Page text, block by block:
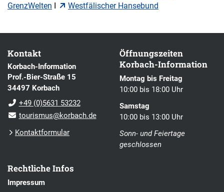
GrenzWelten I Westfälischer Hansebund
Kontakt
Korbach-Information
Prof.-Bier-Straße 15
34497 Korbach
+49 (0)5631 53232
tourismus@korbach.de
Kontaktformular
Öffnungszeiten
Korbach-Information
Montag bis Freitag
10:00 bis 18:00 Uhr
Samstag
10:00 bis 13:00 Uhr
Sonn- und Feiertage
geschlossen
Rechtliche Infos
Impressum